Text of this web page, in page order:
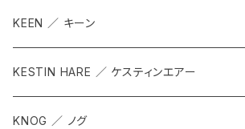
KEEN ／ キーン
KESTIN HARE ／ ケスティンエアー
KNOG ／ ノグ